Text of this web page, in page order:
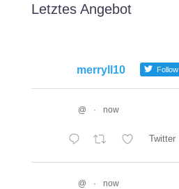
Letztes Angebot
merryll10 Follow
@ · now
Twitter
@ · now